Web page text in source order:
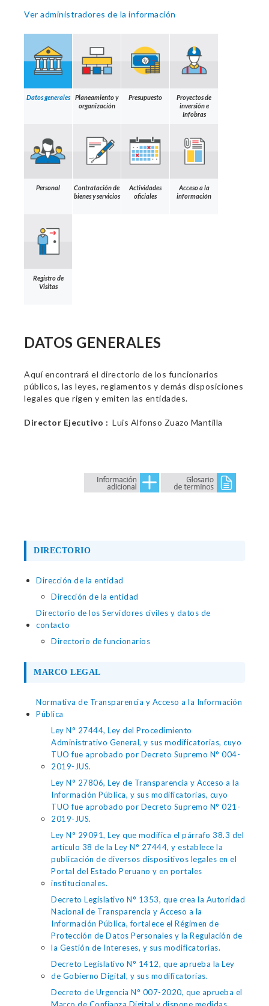
Ver administradores de la información
Datos generales
Planeamiento y
organización
Presupuesto
Proyectos de
inversión e
Infobras
Personal
Contratación de
bienes y servicios
Actividades
oficiales
Acceso a la
información
Registro de
Visitas
DATOS GENERALES
Aquí encontrará el directorio de los funcionarios
públicos, las leyes, reglamentos y demás disposiciones
legales que rigen y emiten las entidades.
Director Ejecutivo : Luis Alfonso Zuazo Mantilla
DIRECTORIO
Dirección de la entidad
Dirección de la entidad
Directorio de los Servidores civiles y datos de
contacto
Directorio de funcionarios
MARCO LEGAL
Normativa de Transparencia y Acceso a la Información
Pública
Ley N° 27444, Ley del Procedimiento
Administrativo General, y sus modificatorias, cuyo
TUO fue aprobado por Decreto Supremo N° 004-
2019-JUS.
Ley N° 27806, Ley de Transparencia y Acceso a la
Información Pública, y sus modificatorias, cuyo
TUO fue aprobado por Decreto Supremo N° 021-
2019-JUS.
Ley N° 29091, Ley que modifica el párrafo 38.3 del
artículo 38 de la Ley N° 27444, y establece la
publicación de diversos dispositivos legales en el
Portal del Estado Peruano y en portales
institucionales.
Decreto Legislativo N° 1353, que crea la Autoridad
Nacional de Transparencia y Acceso a la
Información Pública, fortalece el Régimen de
Protección de Datos Personales y la Regulación de
la Gestión de Intereses, y sus modificatorias.
Decreto Legislativo N° 1412, que aprueba la Ley
de Gobierno Digital, y sus modificatorias.
Decreto de Urgencia N° 007-2020, que aprueba el